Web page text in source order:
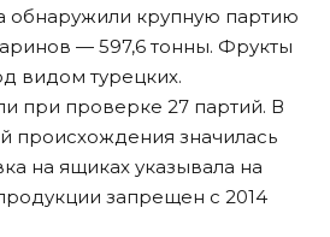
обнаружили крупную партию
— 597,6 тонны. Фрукты
видом турецких.
при проверке 27 партий. В
происхождения значилась
на ящиках указывала на
запрещен с 2014